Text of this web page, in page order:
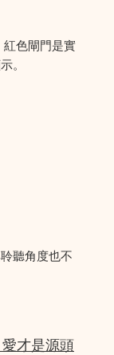
色閘門是實
。
聽角度也不
才是源頭